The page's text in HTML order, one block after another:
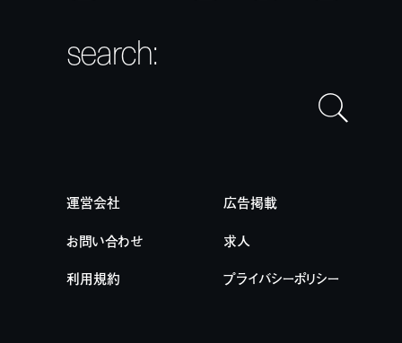
search:
運営会社
広告掲載
お問い合わせ
求人
利用規約 プライバシーポリシー